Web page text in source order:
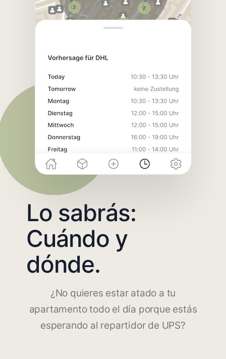
Lo sabrás:
Cuándo y
dónde.
¿No quieres estar atado a tu
apartamento todo el día porque estás
esperando al repartidor de UPS?